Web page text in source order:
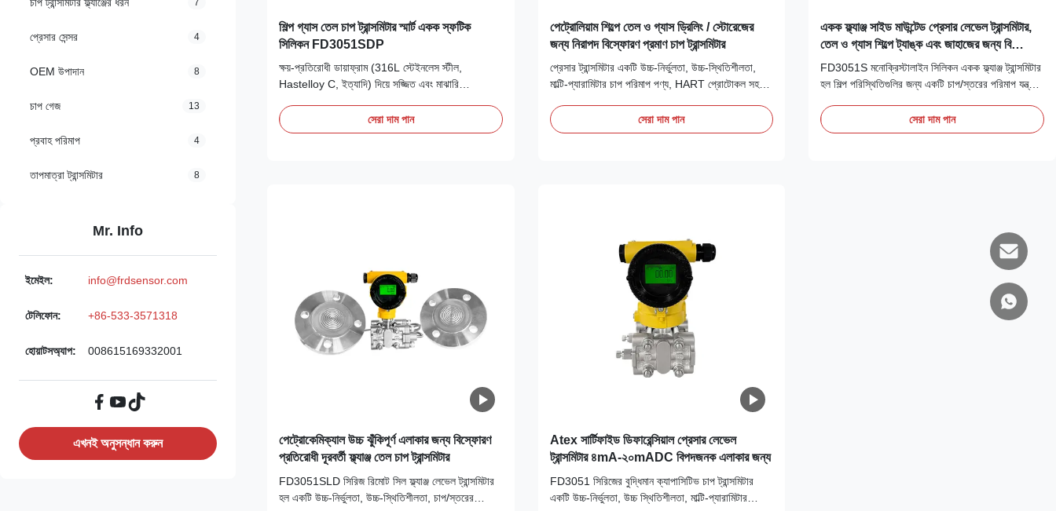
7
প্রেসার সেন্সর 4
OEM উপাদান 8
চাপ গেজ 13
প্রবাহ পরিমাপ 4
তাপমাত্রা ট্রান্সমিটার 8
Mr. Info
ইমেইল: info@frdsensor.com
টেলিফোন: +86-533-3571318
হোয়াটসঅ্যাপ: 008615169332001
এখনই অনুসন্ধান করুন
শিল্প গ্যাস তেল চাপ ট্রান্সমিটার স্মার্ট একক স্ফটিক
সিলিকন FD3051SDP
ক্ষয়-প্রতিরোধী ডায়াফ্রাম (316L স্টেইনলেস স্টীল,
Hastelloy C, ইত্যাদি) দিয়ে সজ্জিত এবং মাঝারি
মিডিয়াতে হাইড্রোজেন সালফাইড, অ্যাসিড এবং ক্ষারগুলির মতো
ক্ষয়কারী উপাদানগুলি থেকে ক্ষয় প্রতিরোধ করে।
সেরা দাম পান
পেট্রোলিয়াম শিল্পে তেল ও গ্যাস ড্রিলিং / স্টোরেজের
জন্য নিরাপদ বিস্ফোরণ প্রমাণ চাপ ট্রান্সমিটার
প্রেসার ট্রান্সমিটার একটি উচ্চ-নির্ভুলতা, উচ্চ-স্থিতিশীলতা,
মাল্টি-প্যারামিটার চাপ পরিমাপ পণ্য, HART প্রোটোকল সহ।
এবং বিস্তৃত পরিসর, তরল চাপের নির্ভুলতা পরিমাপের জন্য
উপযুক্ত।
সেরা দাম পান
একক ফ্ল্যাঞ্জ সাইড মাউন্টেড প্রেসার লেভেল ট্রান্সমিটার,
তেল ও গ্যাস শিল্পে ট্যাঙ্ক এবং জাহাজের জন্য বিস্ফোরণ
প্রমাণ
FD3051S মনোক্রিস্টালাইন সিলিকন একক ফ্ল্যাঞ্জ ট্রান্সমিটার
হল শিল্প পরিস্থিতিগুলির জন্য একটি চাপ/স্তরের পরিমাপ যন্ত্র,
সেন্সিং কোর বৈশিষ্ট্যযুক্ত।সেরা দাম পান
পেট্রোকেমিক্যাল উচ্চ ঝুঁকিপূর্ণ এলাকার জন্য বিস্ফোরণ
প্রতিরোধী দূরবর্তী ফ্ল্যাঞ্জ তেল চাপ ট্রান্সমিটার
FD3051SLD সিরিজ রিমোট সিল ফ্ল্যাঞ্জ লেভেল ট্রান্সমিটার
হল একটি উচ্চ-নির্ভুলতা, উচ্চ-স্থিতিশীলতা, চাপ/স্তরের
Atex সার্টিফাইড ডিফারেন্সিয়াল প্রেসার লেভেল
ট্রান্সমিটার ৪mA-২০mADC বিপদজনক এলাকার জন্য
FD3051 সিরিজের বুদ্ধিমান ক্যাপাসিটিভ চাপ ট্রান্সমিটার
একটি উচ্চ-নির্ভুলতা, উচ্চ স্থিতিশীলতা, মাল্টি-প্যারামিটার